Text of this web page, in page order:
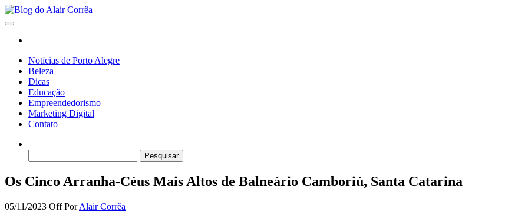
Skip
to
content
Notícias de Porto Alegre
Beleza
Dicas
Educação
Empreendedorismo
Marketing Digital
Contato
por:
Os Cinco Arranha-Céus Mais Altos de Balneário Camboriú, Santa Catarina
05/11/2023 OffPor Alair Corrêa